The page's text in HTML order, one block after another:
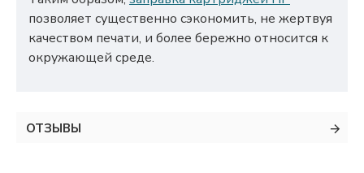
позволяет существенно сэкономить, не жертвуя
качеством печати, и более бережно относится к
окружающей среде.
ОТЗЫВЫ